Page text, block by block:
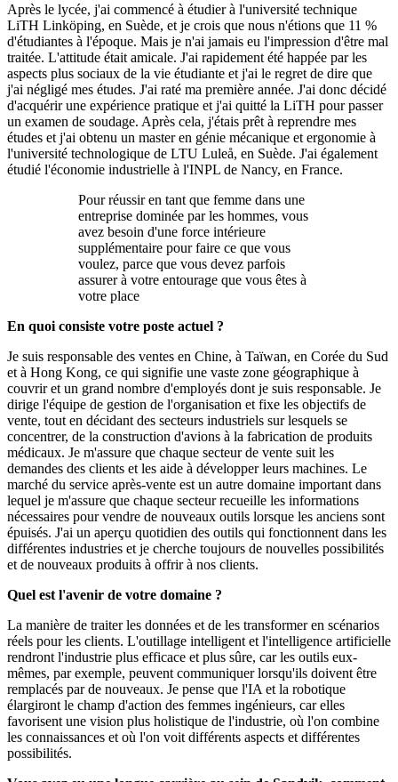
Après le lycée, j'ai commencé à étudier à l'université technique
LiTH Linköping, en Suède, et je crois que nous n'étions que 11 %
d'étudiantes à l'époque. Mais je n'ai jamais eu l'impression d'être mal
traitée. L'attitude était amicale. J'ai rapidement été happée par les
aspects plus sociaux de la vie étudiante et j'ai le regret de dire que
j'ai négligé mes études. J'ai raté ma première année. J'ai donc décidé
d'acquérir une expérience pratique et j'ai quitté la LiTH pour passer
un examen de soudage. Après cela, j'étais prêt à reprendre mes
études et j'ai obtenu un master en génie mécanique et ergonomie à
l'université technologique de LTU Luleå, en Suède. J'ai également
étudié l'économie industrielle à l'INPL de Nancy, en France.
Pour réussir en tant que femme dans une
entreprise dominée par les hommes, vous
avez besoin d'une force intérieure
supplémentaire pour faire ce que vous
voulez, parce que vous devez parfois
assurer à votre entourage que vous êtes à
votre place
En quoi consiste votre poste actuel ?
Je suis responsable des ventes en Chine, à Taïwan, en Corée du Sud
et à Hong Kong, ce qui signifie une vaste zone géographique à
couvrir et un grand nombre d'employés dont je suis responsable. Je
dirige l'équipe de gestion de l'organisation et fixe les objectifs de
vente, tout en décidant des secteurs industriels sur lesquels se
concentrer, de la construction d'avions à la fabrication de produits
médicaux. Je m'assure que chaque secteur de vente suit les
demandes des clients et les aide à développer leurs machines. Le
marché du service après-vente est un autre domaine important dans
lequel je m'assure que chaque secteur recueille les informations
nécessaires pour vendre de nouveaux outils lorsque les anciens sont
épuisés. J'ai un aperçu quotidien des outils qui fonctionnent dans les
différentes industries et je cherche toujours de nouvelles possibilités
et de nouveaux produits à offrir à nos clients.
Quel est l'avenir de votre domaine ?
La manière de traiter les données et de les transformer en scénarios
réels pour les clients. L'outillage intelligent et l'intelligence artificielle
rendront l'industrie plus efficace et plus sûre, car les outils eux-
mêmes, par exemple, peuvent communiquer lorsqu'ils doivent être
remplacés par de nouveaux. Je pense que l'IA et la robotique
élargiront le champ d'action des femmes ingénieurs, car elles
favorisent une vision plus holistique de l'industrie, où l'on combine
les connaissances et où l'on voit différents aspects et différentes
possibilités.